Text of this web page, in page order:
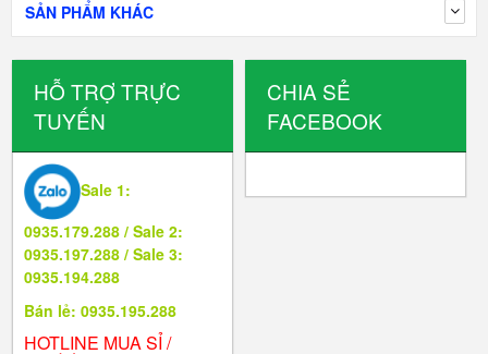
SẢN PHẨM KHÁC
HỖ TRỢ TRỰC
TUYẾN
Sale 1:
0935.179.288 / Sale 2:
0935.197.288 / Sale 3:
0935.194.288
Bán lẻ: 0935.195.288
HOTLINE MUA SỈ /
CHIA SẺ
FACEBOOK